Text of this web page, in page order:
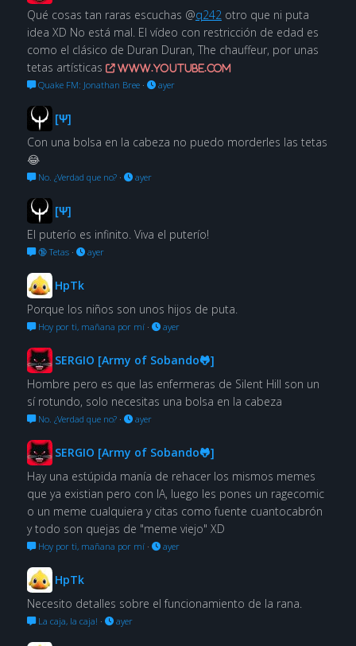
Qué cosas tan raras escuchas @q242otro que ni puta
idea XD No está mal. El vídeo con restricción de edad es
como el clásico de Duran Duran, The chauffeur, por unas
tetas artísticas
www.youtube.com
Quake FM: Jonathan Bree· ayer
[Ψ]
Con una bolsa en la cabeza no puedo morderles las tetas
😂
No. ¿Verdad que no?· ayer
[Ψ]
El puterío es infinito. Viva el puterío!
🔞 Tetas· ayer
HpTk
Porque los niños son unos hijos de puta.
Hoy por ti, mañana por mí· ayer
SERGIO [Army of Sobando🐸]
Hombre pero es que las enfermeras de Silent Hill son un
sí rotundo, solo necesitas una bolsa en la cabeza
No. ¿Verdad que no?· ayer
SERGIO [Army of Sobando🐸]
Hay una estúpida manía de rehacer los mismos memes
que ya existian pero con IA, luego les pones un ragecomic
o un meme cualquiera y citas como fuente cuantocabrón
y todo son quejas de "meme viejo" XD
Hoy por ti, mañana por mí· ayer
HpTk
Necesito detalles sobre el funcionamiento de la rana.
La caja, la caja! · ayer